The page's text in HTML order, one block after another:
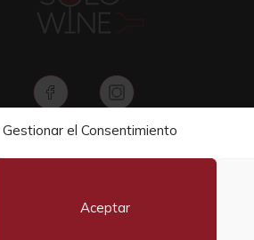
Gestionar el Consentimiento
Aceptar